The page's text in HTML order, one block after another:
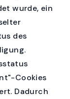
wurde, ein
des
Cookies
Dadurch